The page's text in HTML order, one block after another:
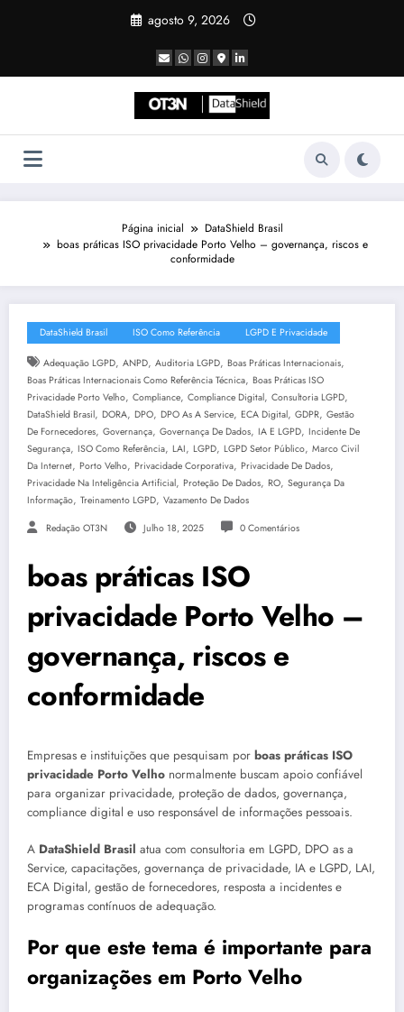
agosto 9, 2026
Página inicial
DataShield Brasil
boas práticas ISO privacidade Porto Velho – governança, riscos e
conformidade
DataShield Brasil ISO Como Referência LGPD E Privacidade
Adequação LGPD, ANPD, Auditoria LGPD, Boas Práticas Internacionais,
Boas Práticas Internacionais Como Referência Técnica, Boas Práticas ISO
Privacidade Porto Velho, Compliance, Compliance Digital, Consultoria LGPD,
DataShield Brasil, DORA, DPO, DPO As A Service, ECA Digital, GDPR, Gestão
De Fornecedores, Governança, Governança De Dados, IA E LGPD, Incidente De
Segurança, ISO Como Referência, LAI, LGPD, LGPD Setor Público, Marco Civil
Da Internet, Porto Velho, Privacidade Corporativa, Privacidade De Dados,
Privacidade Na Inteligência Artificial, Proteção De Dados, RO, Segurança Da
Informação, Treinamento LGPD, Vazamento De Dados
Redação OT3N Julho 18, 2025 0 Comentários
boas práticas ISO
privacidade Porto Velho –
governança, riscos e
conformidade
Empresas e instituições que pesquisam por boas práticas ISO
privacidade Porto Velho normalmente buscam apoio confiável
para organizar privacidade, proteção de dados, governança,
compliance digital e uso responsável de informações pessoais.
A DataShield Brasil atua com consultoria em LGPD, DPO as a
Service, capacitações, governança de privacidade, IA e LGPD, LAI,
ECA Digital, gestão de fornecedores, resposta a incidentes e
programas contínuos de adequação.
Por que este tema é importante para
organizações em Porto Velho